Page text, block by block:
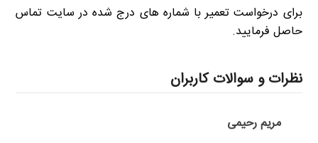
برای درخواست تعمیر با شماره های درج شده در سایت تماس
حاصل فرمایید.
نظرات و سوالات کاربران
مریم رحیمی